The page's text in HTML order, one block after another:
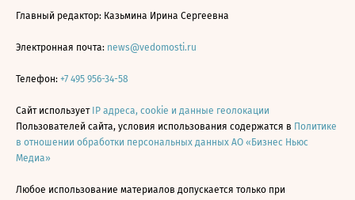
Главный редактор: Казьмина Ирина Сергеевна
Электронная почта: news@vedomosti.ru
Телефон: +7 495 956-34-58
Сайт использует IP адреса, cookie и данные геолокации
Пользователей сайта, условия использования содержатся в Политике
в отношении обработки персональных данных АО «Бизнес Ньюс
Медиа»
Любое использование материалов допускается только при